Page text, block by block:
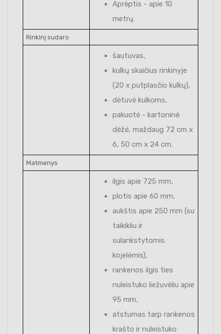
Aprėptis - apie 10
metrų.
Rinkinį sudaro
šautuvas,
kulkų skaičius rinkinyje
(20 x putplasčio kulkų),
dėtuvė kulkoms,
pakuotė - kartoninė
dėžė, maždaug 72 cm x
6, 50 cm x 24 cm.
Matmenys
ilgis apie 725 mm,
plotis apie 60 mm,
aukštis apie 250 mm (su
taikikliu ir
sulankstytomis
kojelėmis),
rankenos ilgis ties
nuleistuko liežuvėliu apie
95 mm,
atstumas tarp rankenos
krašto ir nuleistuko